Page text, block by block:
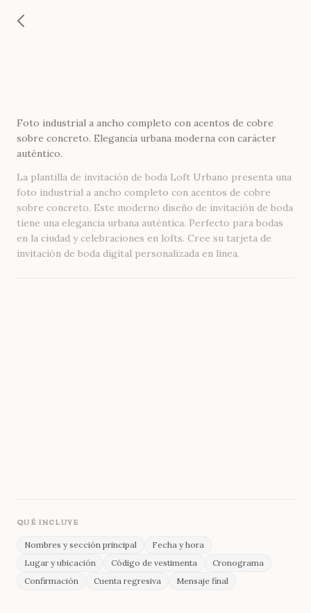
Foto industrial a ancho completo con acentos de cobre
sobre concreto. Elegancia urbana moderna con carácter
auténtico.
La plantilla de invitación de boda Loft Urbano presenta una
foto industrial a ancho completo con acentos de cobre
sobre concreto. Este moderno diseño de invitación de boda
tiene una elegancia urbana auténtica. Perfecto para bodas
en la ciudad y celebraciones en lofts. Cree su tarjeta de
invitación de boda digital personalizada en línea.
QUÉ INCLUYE
Nombres y sección principal
Fecha y hora
Lugar y ubicación
Código de vestimenta
Cronograma
Confirmación
Cuenta regresiva Mensaje final